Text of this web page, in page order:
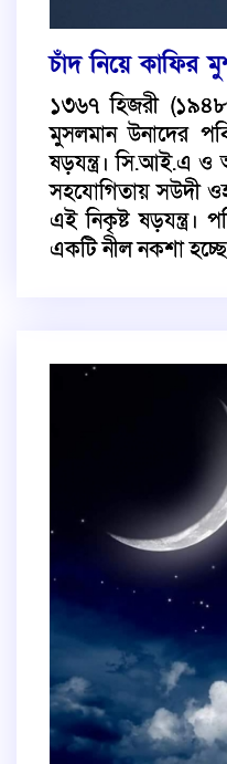
চাঁদ নিয়ে কাফির
১৩৬৭ হিজরী
মুসলমান উনাদের
ষড়যন্ত্র। সি.আই.এ ও
সহযোগিতায় সউদী
এই নিকৃষ্ট ষড়যন্ত্র।
একটি নীল নকশা